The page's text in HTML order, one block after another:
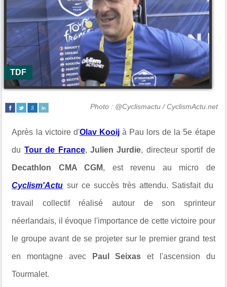
TDF
Photo : @Cyclismactu / CyclismActu.net
Après la victoire d'Olav Kooijà Pau lors de la 5e étape
du Tour de France,Julien Jurdie, directeur sportif de
Decathlon CMA CGM, est revenu au micro de
Cyclism'Actu sur ce succès très attendu. Satisfait du
travail collectif réalisé autour de son sprinteur
néerlandais, il évoque l'importance de cette victoire pour
le groupe avant de se projeter sur le premier grand test
en montagne avec Paul Seixas et l'ascension du
Tourmalet.